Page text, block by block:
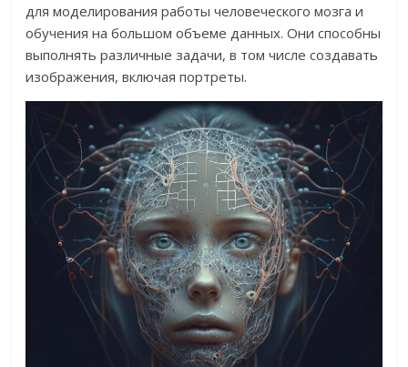
для моделирования работы человеческого мозга и
обучения на большом объеме данных. Они способны
выполнять различные задачи, в том числе создавать
изображения, включая портреты.